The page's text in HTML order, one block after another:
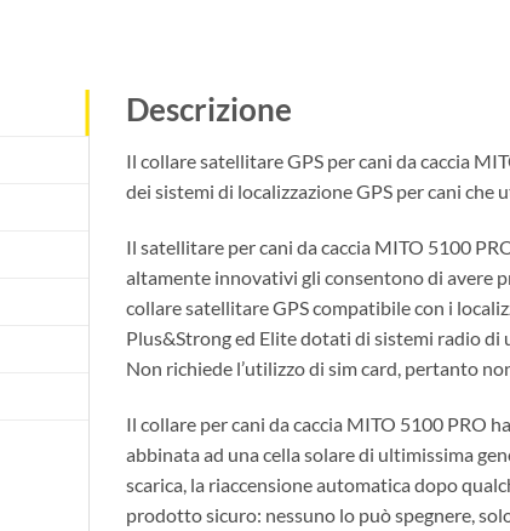
Descrizione
Il collare satellitare GPS per cani da caccia
dei sistemi di localizzazione GPS per cani
Il satellitare per cani da caccia MITO 5100
altamente innovativi gli consentono di avere
collare satellitare GPS compatibile con i
Plus&Strong ed Elite dotati di sistemi radio
Non richiede l’utilizzo di sim card, pertanto
Il collare per cani da caccia MITO 5100 PRO
abbinata ad una cella solare di ultimissima
scarica, la riaccensione automatica dopo
prodotto sicuro: nessuno lo può spegnere,